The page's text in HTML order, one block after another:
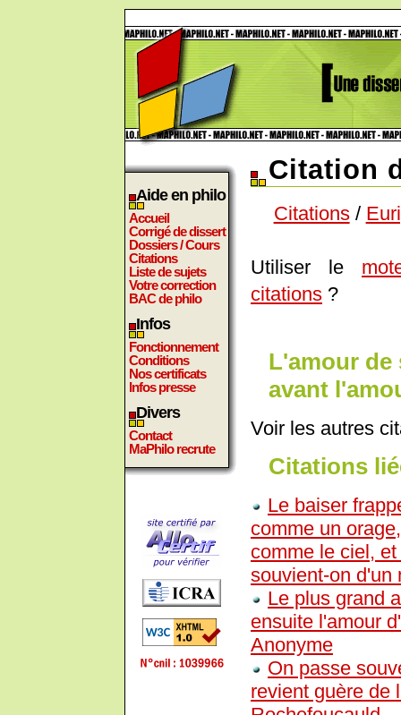
Aide en philo
Accueil
Corrigé de dissert
Dossiers / Cours
Citations
Liste de sujets
Votre correction
BAC de philo
Infos
Fonctionnement
Conditions
Nos certificats
Infos presse
Divers
Contact
MaPhilo recrute
Citation
Citations/
Utiliser le
citations ?
L'amour de
avant
Voir les autres
Citations
Le baiser
comme un
comme le ciel,
souvient-on d'un
Le plus grand
ensuite l'amour
Anonyme
On passe
revient guère de